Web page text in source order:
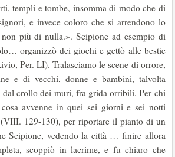
templi e tombe, insomma di modo che di
e invece coloro che si arrendono lo
non più di nulla.». Scipione ad esempio di
organizzò dei giochi e gettò alle bestie
Per. LI). Tralasciamo le scene di orrore,
e di vecchi, donne e bambini, talvolta
dal crollo dei muri, fra grida orribili. Per chi
avvenne in quei sei giorni e sei notti
129-130), per riportare il pianto di un
Scipione, vedendo la città … finire allora
scoppiò in lacrime, e fu chiaro che